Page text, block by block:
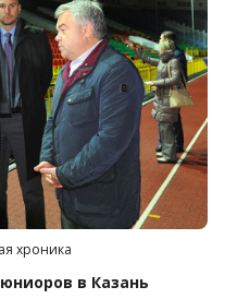
хроника
в Казань